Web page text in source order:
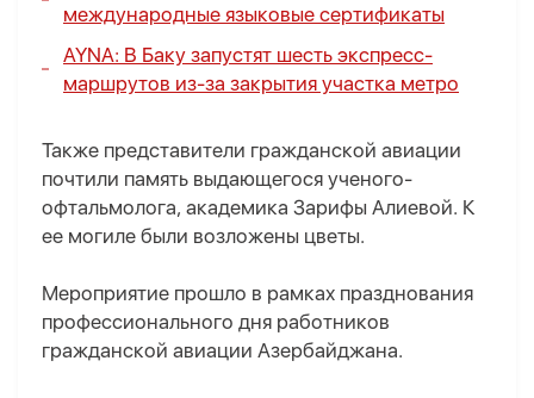
международные языковые сертификаты
AYNA: В Баку запустят шесть экспресс-
маршрутов из-за закрытия участка метро
Также представители гражданской авиации
почтили память выдающегося ученого-
офтальмолога, академика Зарифы Алиевой. К
ее могиле были возложены цветы.
Мероприятие прошло в рамках празднования
профессионального дня работников
гражданской авиации Азербайджана.